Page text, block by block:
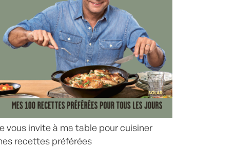
vous invite à ma table pour cuisiner
recettes préférées